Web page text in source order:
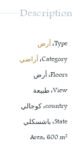
Description
Type
: أرض
Category
: أراضي
Floors
: أرض
View
:طبيعة
country
:كوجالي
State
: باشسكلي
Area: 600m²